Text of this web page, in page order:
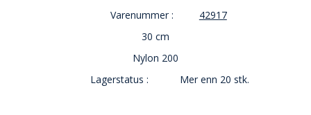
Varenummer :
42917
30 cm
Nylon 200
Lagerstatus :
Mer enn 20 stk.